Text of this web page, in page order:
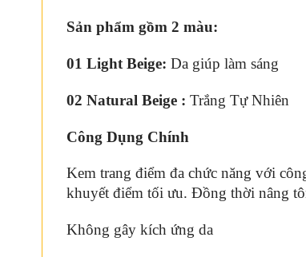
Sản phẩm gồm 2 màu:
01 Light Beige: Da giúp làm sáng
02 Natural Beige : Trắng Tự Nhiên
Công Dụng Chính
Kem trang điểm đa chức năng với
khuyết điểm tối ưu. Đồng thời nâng
Không gây kích ứng da